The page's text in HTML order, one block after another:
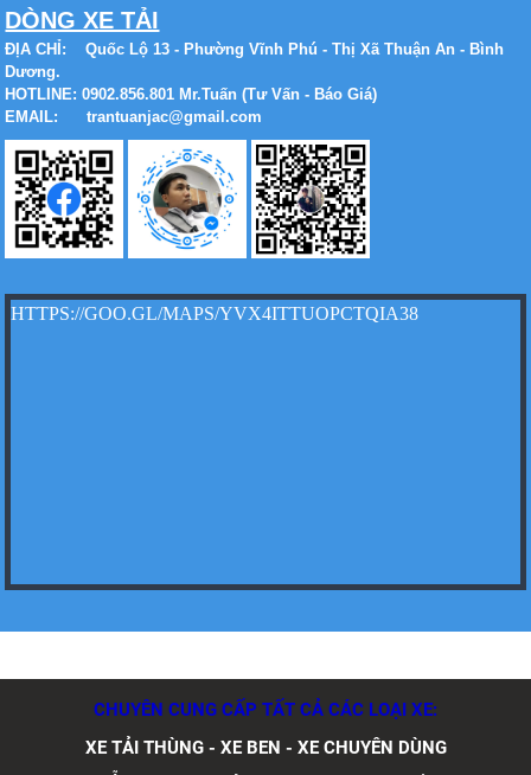
Xe tải Foton 990kg
Xe tải Foton 990kg
Xe tải Foton 990kg
DÒNG XE TẢI
ĐỊA CHỈ:
Quốc Lộ 13 - Phường Vĩnh Phú - Thị Xã Thuận An - Bình
Dương.
HOTLINE: 0902.856.801 Mr.Tuấn (Tư Vấn - Báo Giá)
EMAIL: trantuanjac@gmail.com
HTTPS://GOO.GL/MAPS/YVX4ITTUOPCTQIA38
CHUYÊN CUNG CẤP TẤT CẢ CÁC LOẠI XE:
XE TẢI THÙNG - XE BEN - XE CHUYÊN DÙNG